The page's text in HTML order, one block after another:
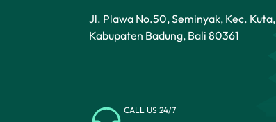
Jl. Plawa No.50, Seminyak, Kec. Kuta,
Kabupaten Badung, Bali 80361
CALL US 24/7